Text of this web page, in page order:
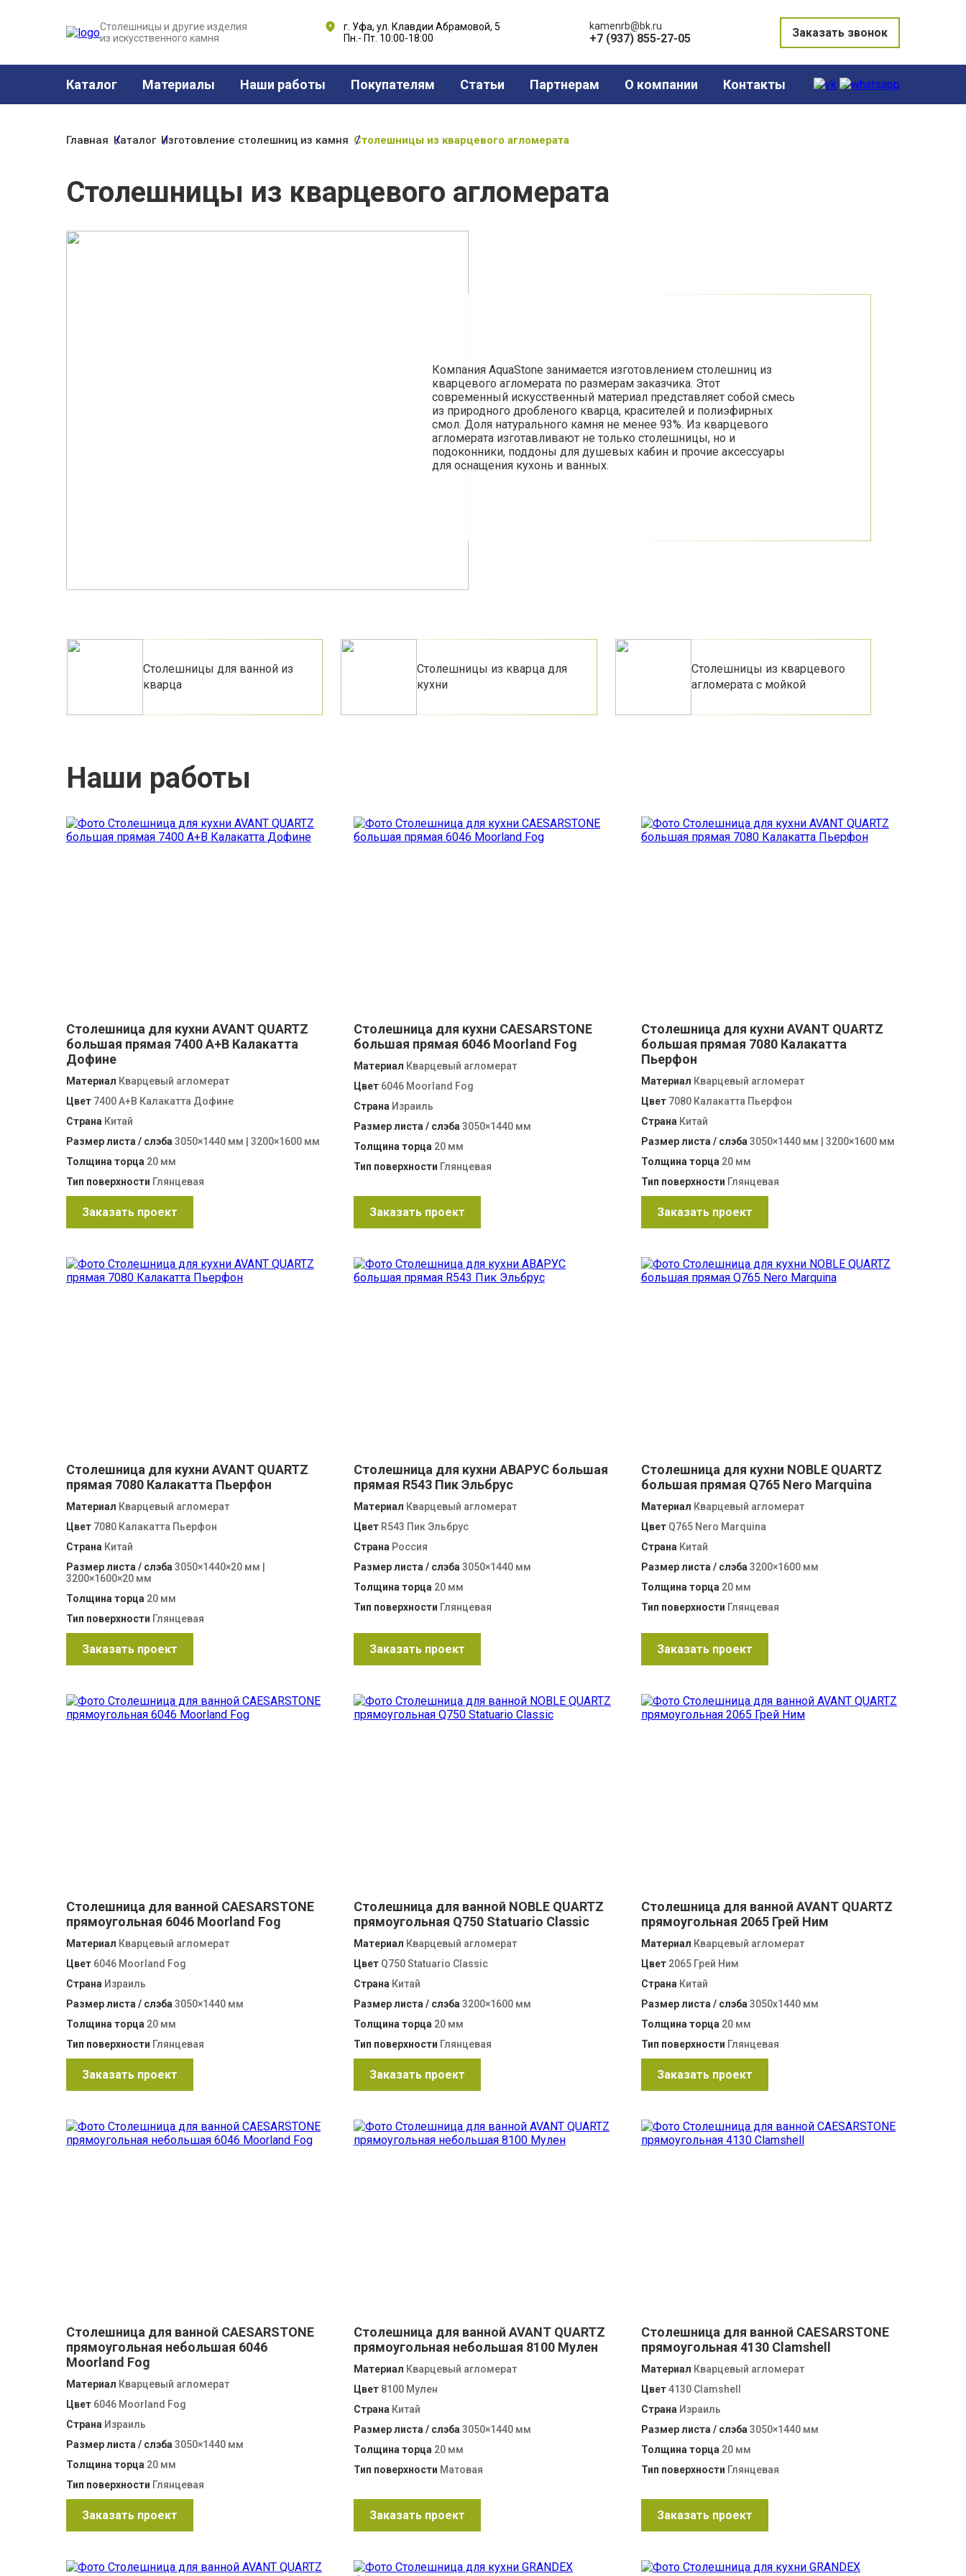
Столешницы и другие изделия
из искусственного камня
г. Уфа, ул. Клавдии Абрамовой, 5
Пн.- Пт. 10:00-18:00
kamenrb@bk.ru
+7 (937) 855-27-05 Заказать звонок
Каталог Материалы Наши работы Покупателям Статьи Партнерам О компании Контакты
Главная Каталог Изготовление столешниц из камня Столешницы из кварцевого агломерата
Столешницы из кварцевого агломерата
Компания AquaStone занимается изготовлением столешниц из
кварцевого агломерата по размерам заказчика. Этот
современный искусственный материал представляет собой смесь
из природного дробленого кварца, красителей и полиэфирных
смол. Доля натурального камня не менее 93%. Из кварцевого
агломерата изготавливают не только столешницы, но и
подоконники, поддоны для душевых кабин и прочие аксессуары
для оснащения кухонь и ванных.
Столешницы для ванной из
кварца
Столешницы из кварца для
кухни
Столешницы из кварцевого
агломерата с мойкой
Наши работы
Столешница для кухни AVANT QUARTZ
большая прямая 7400 А+B Калакатта
Дофине
Материал Кварцевый агломерат
Цвет 7400 А+B Калакатта Дофине
Страна Китай
Размер листа / слэба 3050×1440 мм | 3200×1600 мм
Толщина торца 20 мм
Тип поверхности Глянцевая
Заказать проект
Столешница для кухни CAESARSTONE
большая прямая 6046 Moorland Fog
Материал Кварцевый агломерат
Цвет6046 Moorland Fog
Страна Израиль
Размер листа / слэба 3050×1440 мм
Толщина торца 20 мм
Тип поверхности Глянцевая
Заказать проект
Столешница для кухни AVANT QUARTZ
большая прямая 7080 Калакатта
Пьерфон
Материал Кварцевый агломерат
Цвет7080 Калакатта Пьерфон
Страна Китай
Размер листа / слэба 3050×1440 мм | 3200×1600 мм
Толщина торца 20 мм
Тип поверхности Глянцевая
Заказать проект
Столешница для кухни AVANT QUARTZ
прямая 7080 Калакатта Пьерфон
Материал Кварцевый агломерат
Цвет 7080 Калакатта Пьерфон
Страна Китай
Размер листа / слэба 3050×1440×20 мм |
3200×1600×20 мм
Толщина торца 20 мм
Тип поверхности Глянцевая
Заказать проект
Столешница для кухни АВАРУС большая
прямая R543 Пик Эльбрус
Материал Кварцевый агломерат
ЦветR543 Пик Эльбрус
Страна Россия
Размер листа / слэба 3050×1440 мм
Толщина торца 20 мм
Тип поверхности Глянцевая
Заказать проект
Столешница для кухни NOBLE QUARTZ
большая прямая Q765 Nero Marquina
Материал Кварцевый агломерат
ЦветQ765 Nero Marquina
Страна Китай
Размер листа / слэба 3200×1600 мм
Толщина торца 20 мм
Тип поверхности Глянцевая
Заказать проект
Столешница для ванной CAESARSTONE
прямоугольная 6046 Moorland Fog
Материал Кварцевый агломерат
Цвет 6046 Moorland Fog
Страна Израиль
Размер листа / слэба 3050×1440 мм
Толщина торца 20 мм
Тип поверхности Глянцевая
Заказать проект
Столешница для ванной NOBLE QUARTZ
прямоугольная Q750 Statuario Classic
Материал Кварцевый агломерат
ЦветQ750 Statuario Classic
Страна Китай
Размер листа / слэба 3200×1600 мм
Толщина торца 20 мм
Тип поверхности Глянцевая
Заказать проект
Столешница для ванной AVANT QUARTZ
прямоугольная 2065 Грей Ним
Материал Кварцевый агломерат
Цвет2065 Грей Ним
Страна Китай
Размер листа / слэба 3050х1440 мм
Толщина торца 20 мм
Тип поверхности Глянцевая
Заказать проект
Столешница для ванной CAESARSTONE
прямоугольная небольшая 6046
Moorland Fog
Материал Кварцевый агломерат
Цвет 6046 Moorland Fog
Страна Израиль
Размер листа / слэба 3050×1440 мм
Толщина торца 20 мм
Тип поверхности Глянцевая
Заказать проект
Столешница для ванной AVANT QUARTZ
прямоугольная небольшая 8100 Мулен
Материал Кварцевый агломерат
Цвет8100 Мулен
Страна Китай
Размер листа / слэба 3050×1440 мм
Толщина торца 20 мм
Тип поверхности Матовая
Заказать проект
Столешница для ванной CAESARSTONE
прямоугольная 4130 Clamshell
Материал Кварцевый агломерат
Цвет4130 Clamshell
Страна Израиль
Размер листа / слэба 3050×1440 мм
Толщина торца 20 мм
Тип поверхности Глянцевая
Заказать проект